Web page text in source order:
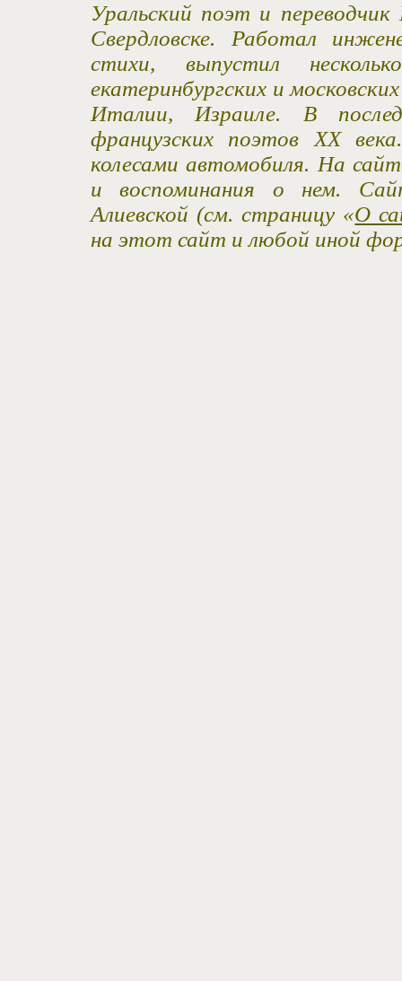
Уральский поэт и
Свердловске. Работал
стихи, выпустил
екатеринбургских и
Италии, Израиле. В
французских поэтов XX
колесами автомобиля. На
и воспоминания о нем.
Алиевской (см. страницу «О
на этот сайт и любой иной